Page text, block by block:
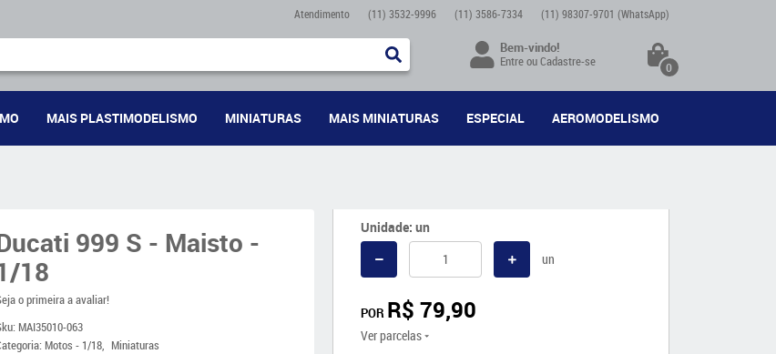
Atendimento (11) 3532-9996 (11) 3586-7334 (11) 98307-9701 (WhatsApp)
Bem-vindo!
EntreouCadastre-se 0
MAIS PLASTIMODELISMO MINIATURAS MAIS MINIATURAS ESPECIAL AEROMODELISMO
999 S - Maisto -
18
o primeira a avaliar!
MAI35010-063
Motos - 1/18
Miniaturas
Unidade: un
un
POR R$ 79,90
Ver parcelas